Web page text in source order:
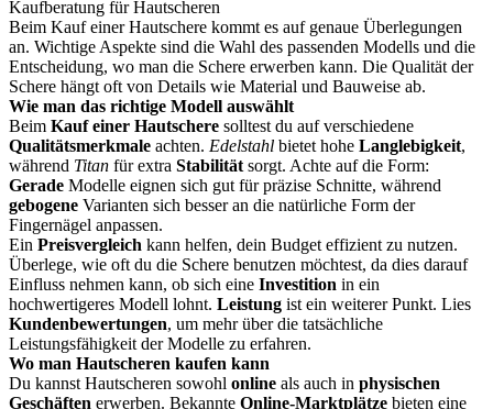
Kaufberatung für Hautscheren
Beim Kauf einer Hautschere kommt es auf genaue Überlegungen
an. Wichtige Aspekte sind die Wahl des passenden Modells und die
Entscheidung, wo man die Schere erwerben kann. Die Qualität der
Schere hängt oft von Details wie Material und Bauweise ab.
Wie man das richtige Modell auswählt
Beim Kauf einer Hautschere solltest du auf verschiedene
Qualitätsmerkmale achten. Edelstahl bietet hohe Langlebigkeit,
während Titan für extra Stabilität sorgt. Achte auf die Form:
Gerade Modelle eignen sich gut für präzise Schnitte, während
gebogene Varianten sich besser an die natürliche Form der
Fingernägel anpassen.
Ein Preisvergleich kann helfen, dein Budget effizient zu nutzen.
Überlege, wie oft du die Schere benutzen möchtest, da dies darauf
Einfluss nehmen kann, ob sich eine Investition in ein
hochwertigeres Modell lohnt. Leistung ist ein weiterer Punkt. Lies
Kundenbewertungen, um mehr über die tatsächliche
Leistungsfähigkeit der Modelle zu erfahren.
Wo man Hautscheren kaufen kann
Du kannst Hautscheren sowohl online als auch in physischen
Geschäften erwerben. Bekannte Online-Marktplätze bieten eine